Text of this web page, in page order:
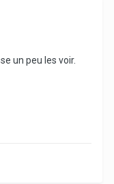
un peu les voir.